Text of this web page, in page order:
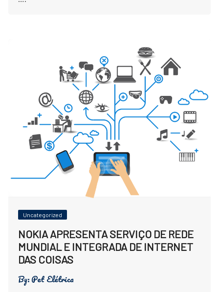
Uncategorized
NOKIA APRESENTA SERVIÇO DE REDE
MUNDIAL E INTEGRADA DE INTERNET
DAS COISAS
By:Pet Elétrica